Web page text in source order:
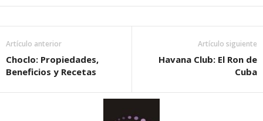
Artículo anterior
Choclo: Propiedades,
Beneficios y Recetas
Artículo siguiente
Havana Club: El Ron de
Cuba